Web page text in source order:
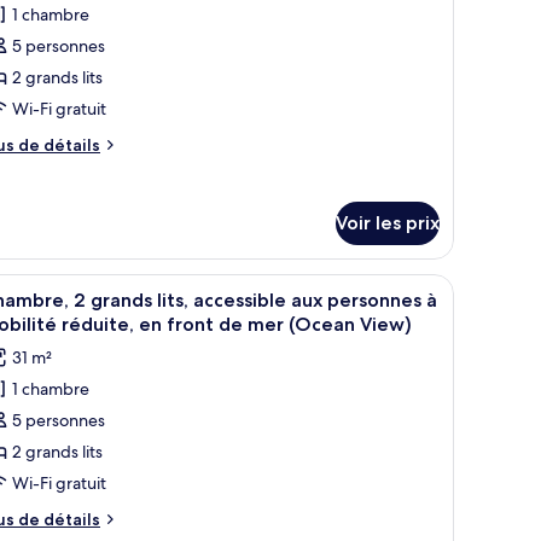
:
1 chambre
5 personnes
2 grands lits
Wi-Fi gratuit
de détails
Voir les prix
un coin salon, une télévision et un balcon avec vue sur la mer.
:
Une chambre d’hôtel avec deux lits, une
10
2 grands lits, accessible aux personnes à
réduite, en front de mer (Ocean View)
31 m²
1 chambre
5 personnes
2 grands lits
Wi-Fi gratuit
de détails